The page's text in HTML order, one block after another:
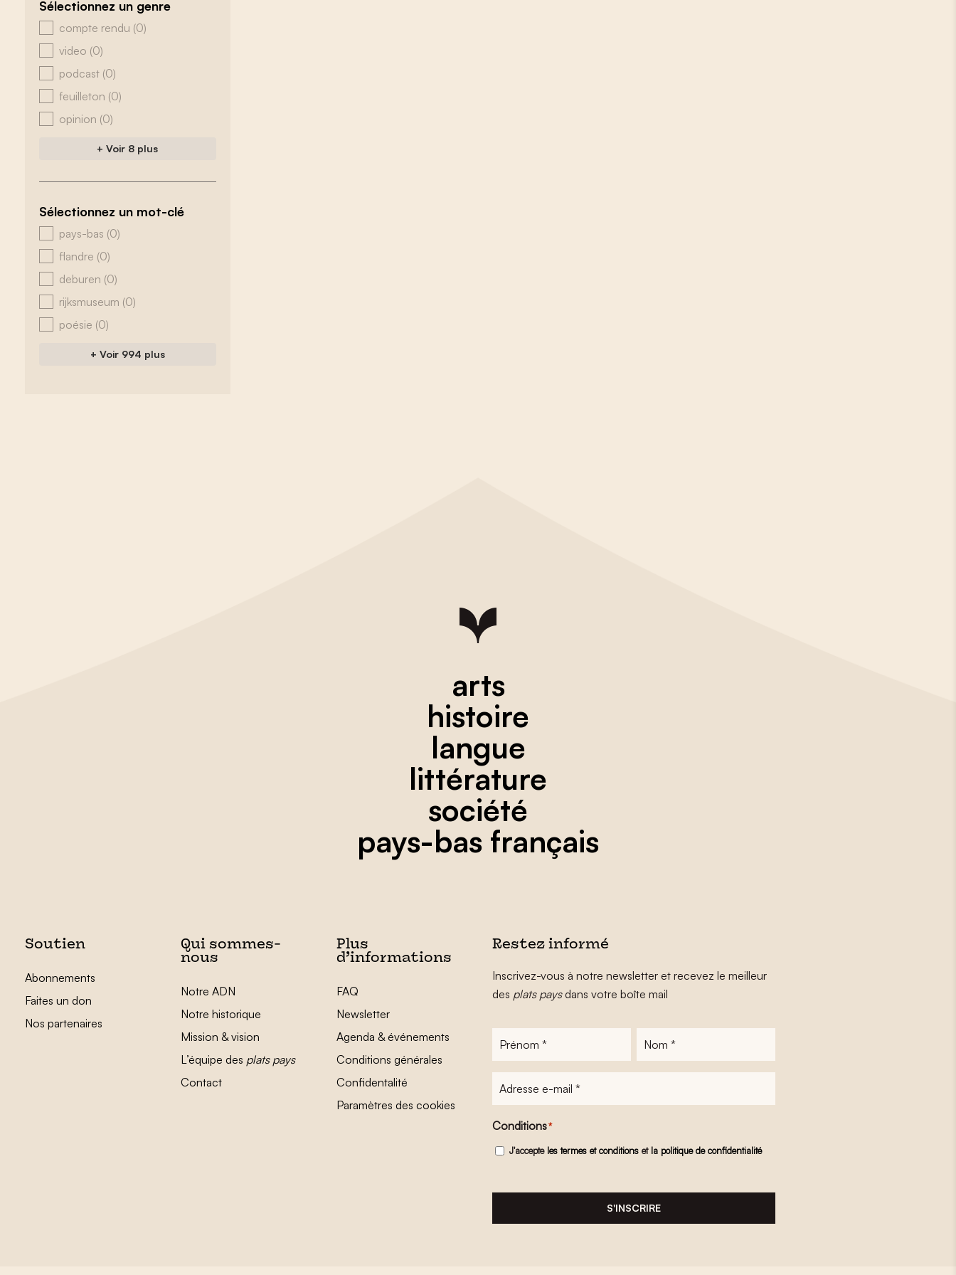
Sélectionnez un genre
zoeken - genre
compte rendu (0)
video (0)
podcast (0)
feuilleton (0)
opinion (0)
+ Voir 8 plus
Sélectionnez un mot-clé
zoeken - tags
pays-bas (0)
flandre (0)
deburen (0)
rijksmuseum (0)
poésie (0)
+ Voir 994 plus
arts
histoire
langue
littérature
société
pays-bas français
Soutien
Abonnements
Faites un don
Nos partenaires
Qui sommes-
nous
Notre ADN
Notre historique
Mission & vision
L’équipe des plats pays
Contact
Plus
d’informations
FAQ
Newsletter
Agenda & événements
Conditions générales
Confidentalité
Paramètres des cookies
Restez informé
Inscrivez-vous à notre newsletter et recevez le meilleur
des plats paysdans votre boîte mail
Prénom Nom
Adresse
mail
Conditions*
J'accepte les termes et conditionset la politique de confidentialité
S'INSCRIRE